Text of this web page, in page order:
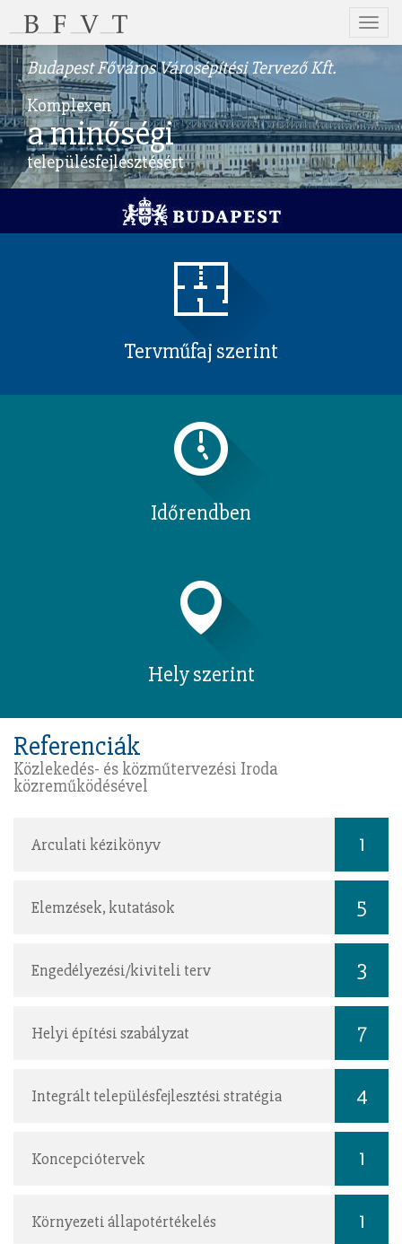
Budapest Főváros Városépítési Tervező Kft.
Komplexen
a minőségi
településfejlesztésért
Menü
Tervműfaj szerint
Időrendben
Hely szerint
Referenciák
Közlekedés- és közműtervezési Iroda
közreműködésével
Arculati kézikönyv 1
Elemzések, kutatások 5
Engedélyezési/kiviteli terv 3
Helyi építési szabályzat 7
Integrált településfejlesztési stratégia 4
Koncepciótervek 1
Környezeti állapotértékelés 1